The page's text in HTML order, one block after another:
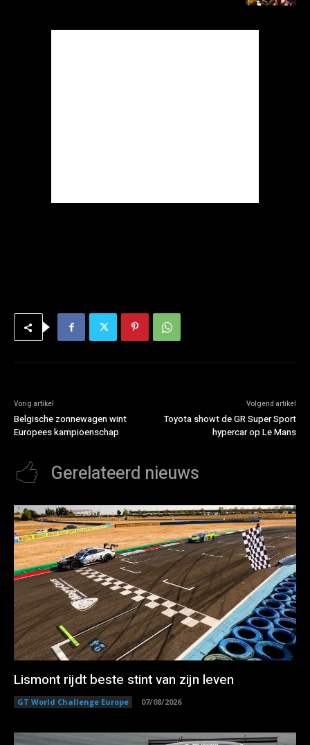
Vorig artikel
Belgische zonnewagen wint
Europees kampioenschap
Volgend artikel
Toyota showt de GR Super Sport
hypercar op Le Mans
Gerelateerd nieuws
Lismont rijdt beste stint van zijn leven
GT World Challenge Europe 07/08/2026